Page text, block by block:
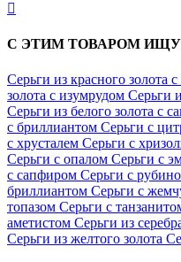

С ЭТИМ ТОВАРОМ
Серьги из красного золота
золота с изумрудом Серьги
Серьги из белого золота с
с бриллиантом Серьги с
с хрусталем Серьги с
Серьги с опалом Серьги с
с сапфиром Серьги с
бриллиантом Серьги с
топазом Серьги с
аметистом Серьги из
Серьги из желтого золота